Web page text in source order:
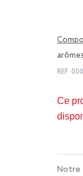
REF.
Ce